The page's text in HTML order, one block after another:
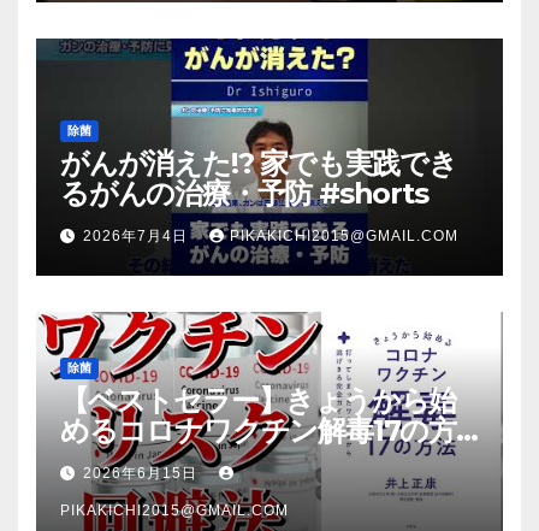
除菌
がんが消えた!? 家でも実践でき
るがんの治療・予防 #shorts
2026年7月4日 PIKAKICHI2015@GMAIL.COM
除菌
【ベストセラー】きょうから始
めるコロナワクチン解毒17の方
法【本要約】
2026年6月15日
PIKAKICHI2015@GMAIL.COM